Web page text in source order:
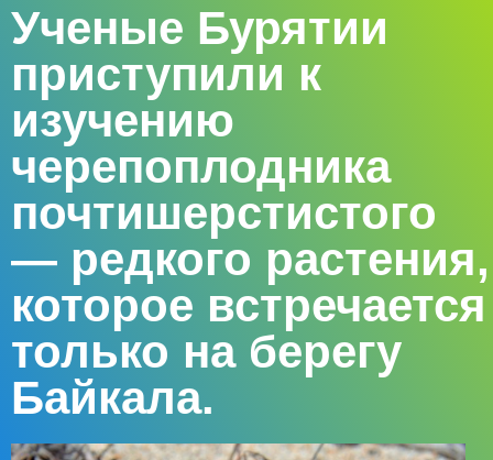
Ученые Бурятии
приступили к
изучению
черепоплодника
почтишерстистого
— редкого растения,
которое встречается
только на берегу
Байкала.